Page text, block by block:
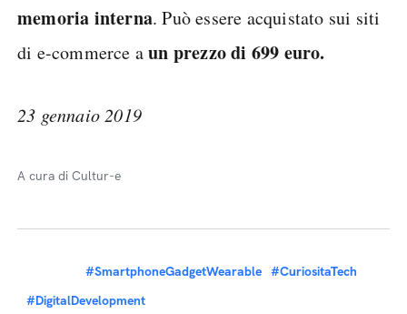
memoria interna. Può essere acquistato sui siti
di e-commerce aun prezzo di 699 euro.
23 gennaio 2019
A cura di Cultur-e
#SmartphoneGadgetWearable #CuriositaTech
#DigitalDevelopment